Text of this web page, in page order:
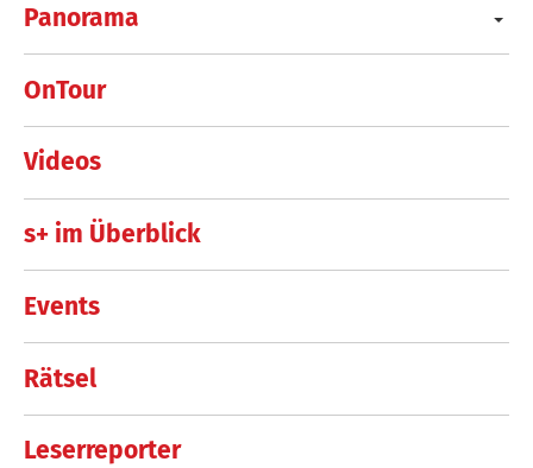
Panorama
OnTour
Videos
s+ im Überblick
Events
Rätsel
Leserreporter